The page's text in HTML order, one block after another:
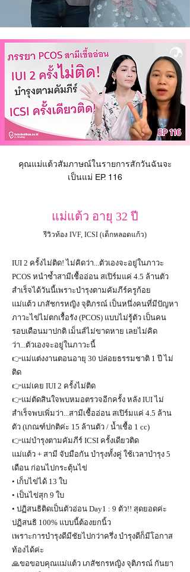
คุณแม่แต้วสัมภาษณ์ในรายการสักวันฉันจะ
เป็นแม่ EP. 116
แม่แต้ว อายุ 32 ปี
รีวิวท้อง IVF, ICSI (เด็กหลอดแก้ว)
IUI 2 ครั้งไม่ติด! ไม่คิดว่า...ตัวเองจะอยู่ในภาวะ
PCOS หนำซ้ำสามีเชื้ออ่อน สเปิร์มแค่ 4.5 ล้านตัว
สำเร็จได้วันนี้เพราะบำรุงตามคัมภีร์ครูก้อย
แม่แต้ว เภสัชกรหญิง จุติภรณ์ เป็นหนึ่งคนที่มีปัญหา
ภาวะไข่ไม่ตกเรื้อรัง (PCOS) แบบไม่รู้ตัว เป็นคน
รอบเดือนมาปกติ เม็นส์ไม่ขาดหาย เลยไม่คิด
ว่า...ตัวเองจะอยู่ในภาวะนี้
👉แม่แต่งงานตอนอายุ 30 ปล่อยธรรมชาติ 1 ปี ไม่
ติด
👉แม่เคย IUI 2 ครั้งไม่ติด
👉แม่ตัดสินใจพบหมอตรวจอีกครั้ง หลัง IUI ไม่
สำเร็จพบเพิ่มว่า...สามีเชื้ออ่อน สเปิร์มแค่ 4.5 ล้าน
ตัว (เกณฑ์ปกติค่ะ 15 ล้านตัว / น้ำเชื้อ 1 cc)
👉แม่บำรุงตามคัมภีร์ ICSI ครั้งเดียวติด
แม่แต้ว + สามี จับมือกัน บำรุงทั้งคู่ ใช้เวลาบำรุง 5
เดือน ก่อนไปกระตุ้นไข่
• เก็บไข่ได้ 13 ใบ
• เป็นไข่สุก 9 ใบ
• ปฏิสนธิติดเป็นตัวอ่อน Day1 : 9 ตัว!! สุดยอดค่ะ
ปฏิสนธิ 100% แบบนี้ต้องยกนิ้ว
เพราะการบำรุงดีมีชัยไปกว่าครึ่ง บำรุงดีก็มีโอกาส
ท้องได้ค่ะ
🙏ขอขอบคุณแม่แต้ว เภสัชกรหญิง จุติภรณ์ กันยา